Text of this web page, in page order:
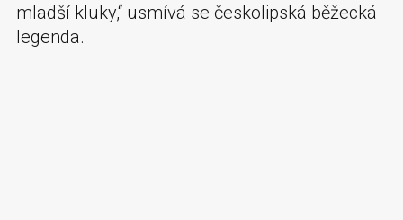
mladší kluky,“ usmívá se českolipská běžecká
legenda.